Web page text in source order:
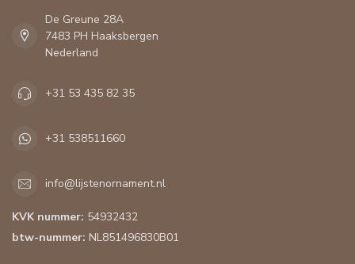
De Greune 28A
7483 PH Haaksbergen
Nederland
+31 53 435 82 35
+31 538511660
info@lijstenornament.nl
KVK nummer: 54932432
btw-nummer: NL851496830B01